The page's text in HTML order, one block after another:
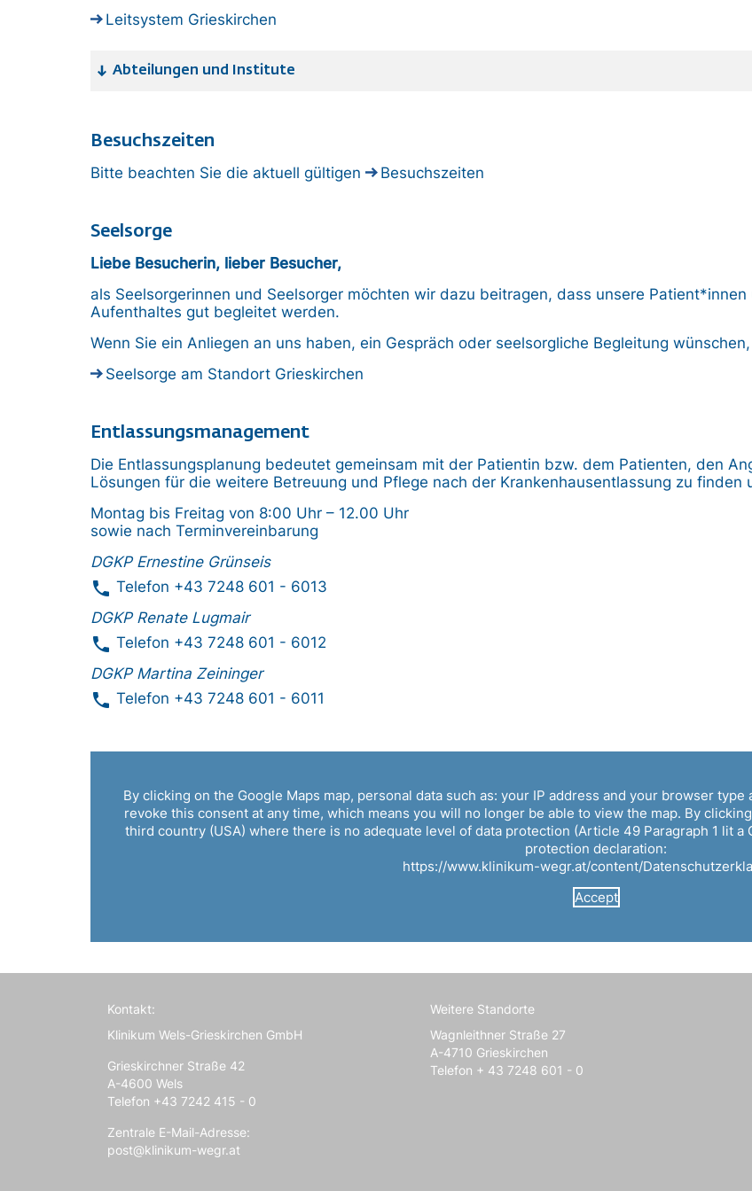
Leitsystem Grieskirchen
Abteilungen und Institute
Besuchszeiten
Bitte beachten Sie die aktuell gültigen
Besuchszeiten
Seelsorge
Liebe Besucherin, lieber Besucher,
als Seelsorgerinnen und Seelsorger möchten wir dazu beitragen, dass unsere
Aufenthaltes gut begleitet werden.
Wenn Sie ein Anliegen an uns haben, ein Gespräch oder seelsorgliche Begleitung
Seelsorge am Standort Grieskirchen
Entlassungsmanagement
Die Entlassungsplanung bedeutet gemeinsam mit der Patientin bzw. dem Patienten, den
Lösungen für die weitere Betreuung und Pflege nach der Krankenhausentlassung zu finden
Montag bis Freitag von 8:00 Uhr – 12.00 Uhr
sowie nach Terminvereinbarung
DGKP Ernestine Grünseis
phone Telefon +43 7248 601 - 6013
DGKP Renate Lugmair
phone Telefon +43 7248 601 - 6012
DGKP Martina Zeininger
phone Telefon +43 7248 601 - 6011
By clicking on the Google Maps map, personal data such as: your IP address and your browser
revoke this consent at any time, which means you will no longer be able to view the map. By
third country (USA) where there is no adequate level of data protection (Article 49 Paragraph 1 lit
protection declaration:
https://www.klinikum-wegr.at/content/
Accept
Kontakt:
Klinikum Wels-Grieskirchen GmbH
Grieskirchner Straße 42
A-4600 Wels
Telefon +43 7242 415 - 0
Zentrale E-Mail-Adresse:
post@klinikum-wegr.at
Weitere Standorte
Wagnleithner Straße 27
A-4710 Grieskirchen
Telefon + 43 7248 601 - 0